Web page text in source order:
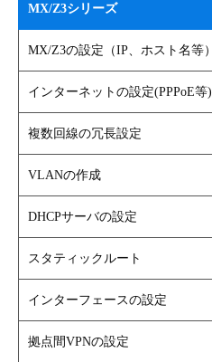
MX/Z3シリーズ
MX/Z3の設定（IP、ホスト名等）
インターネットの設定(PPPoE等)
複数回線の冗長設定
VLANの作成
DHCPサーバの設定
スタティックルート
インターフェースの設定
拠点間VPNの設定